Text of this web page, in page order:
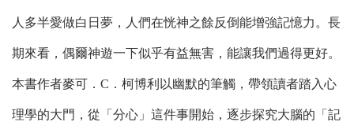
人多半愛做白日夢，人們在恍神之餘反倒能增強記憶力。長
期來看，偶爾神遊一下似乎有益無害，能讓我們過得更好。
本書作者麥可．C．柯博利以幽默的筆觸，帶領讀者踏入心
理學的大門，從「分心」這件事開始，逐步探究大腦的「記